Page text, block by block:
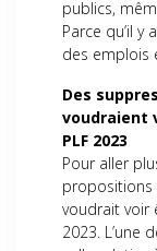
publics,
Parce qu’il y
des emplois
Des
voudraient
PLF 2023
Pour aller
propositions
voudrait voir
2023. L’une